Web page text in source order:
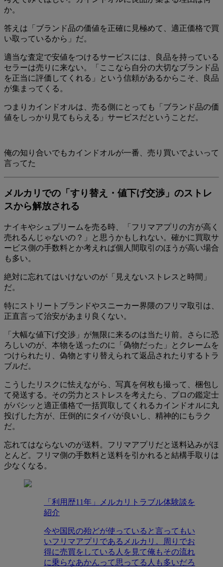
か。
答えは「 ブランド品の価値を正確に見極めて、適正価格で買
い取っているから 」だ。
適当な査定で安値をつけるサービスには、良品を持っている
セラーは売りに来ない。「ここなら自分の大切なブランド品
を正当に評価してくれる」という信頼があるからこそ、良品
が集まってくる。
つまりカインドオルは、売る側にとっても「ブランド品の価
値をしっかり見てもらえる」サービスだということだ。
俺の知り合いでもカインドオルが一番、売り買いでよいって
言ってた
メルカリでの「すり替え・値下げ交渉」のストレ
スから解放される
ナイキやシュプリームを売る時、「フリマアプリの方が高く
売れるんじゃないの？」と思うかもしれない。確かに買取サ
ービス側の手数料とか考えれば個人間取引のほうが高い場合
も多い。
絶対に忘れてはいけないのが「見えないストレスと時間」
だ。
特にストリートブランドやスニーカー界隈のフリマ取引は、
正直言って治安があまり良くない。
「大幅な値下げ交渉」が無限に来るのは当たり前。さらに恐
ろしいのが、本物を送ったのに「偽物だった」とクレームを
つけられたり、偽物とすり替えられて返品されたりするトラ
ブルだ。
こうしたリスクに怯えながら、写真を何枚も撮って、梱包し
て発送する。その労力とストレスを考えたら、プロの鑑定士
がバシッと適正価格で一括買取してくれるカインドオルに丸
投げした方が、圧倒的にタイパが良いし、精神的にもラク
だ。
忘れてはならないのが送料。フリマアプリだと送料込みがほ
とんど。フリマ側の手数料と送料を引かれると結構手取りは
少なくなる。
「利用歴11年」メルカリトラブル体験談を
紹介
今や国民の殆どが使っていると言ってもい
いフリマアプリであるメルカリ。周りでお
得に売買をしている人を見て俺もその流れ
に乗らなあかんって思ってる人も多いだろ